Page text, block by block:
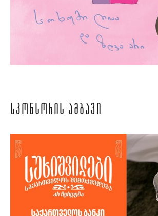
ᲡᲞᲝᲜᲡᲝᲠᲘᲡ ᲐᲛᲑᲐᲕᲘ